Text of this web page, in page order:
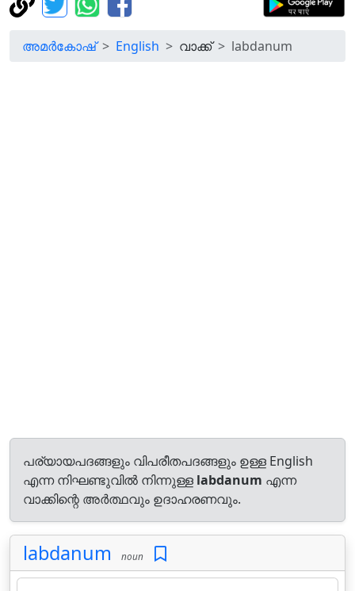
അമർകോഷ് English വാക്ക് labdanum
പര്യായപദങ്ങളും വിപരീതപദങ്ങളും ഉള്ള English
എന്ന നിഘണ്ടുവിൽ നിന്നുള്ള labdanum എന്ന
വാക്കിന്റെ അർത്ഥവും ഉദാഹരണവും.
labdanum noun